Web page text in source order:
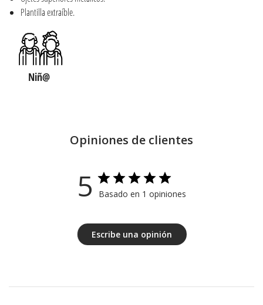
Plantilla extraíble.
Niñ@
Opiniones de clientes
5 Basado en 1 opiniones
Escribe una opinión